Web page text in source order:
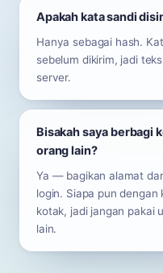
Apakah kata sandi
Hanya sebagai hash.
sebelum dikirim, jadi
server.
Bisakah saya berbagi
orang lain?
Ya — bagikan alamat
login. Siapa pun
kotak, jadi jangan pakai
lain.